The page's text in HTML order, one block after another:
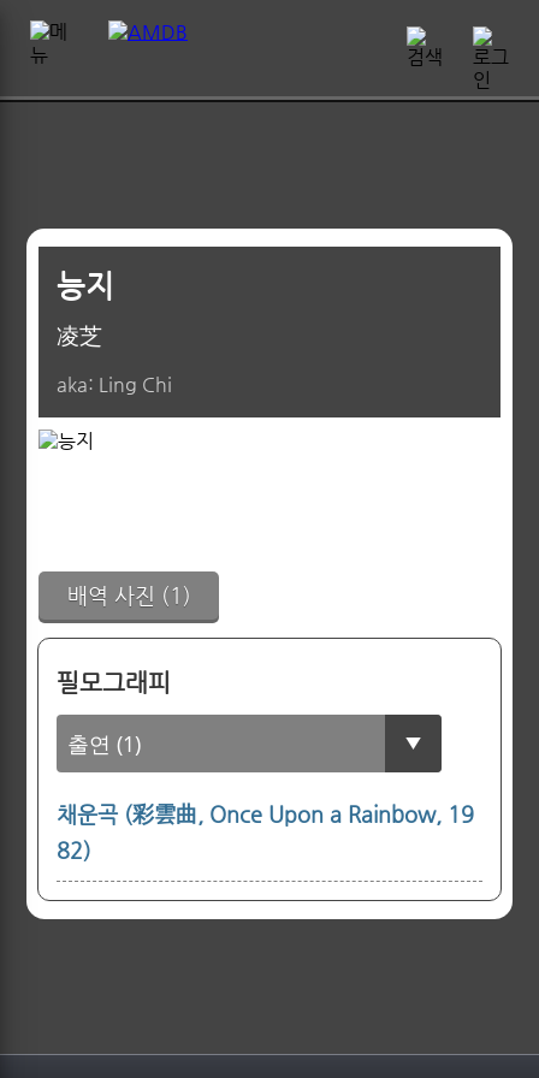
능지
凌芝
aka: Ling Chi
배역 사진 (1)
필모그래피
채운곡 (彩雲曲, Once Upon a Rainbow, 19
82)